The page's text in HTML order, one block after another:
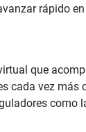
rápido
que
cada vez más
como